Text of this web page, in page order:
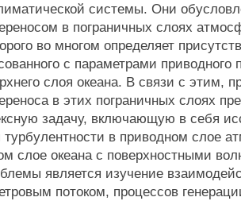
системы. Они
в пограничных слоях
во многом определяет
с параметрами приводного
слоя океана. В связи с этим,
в этих пограничных слоях
задачу, включающую в себя
турбулентности в приводном слое
слое океана с поверхностными
является изучение
потоком, процессов